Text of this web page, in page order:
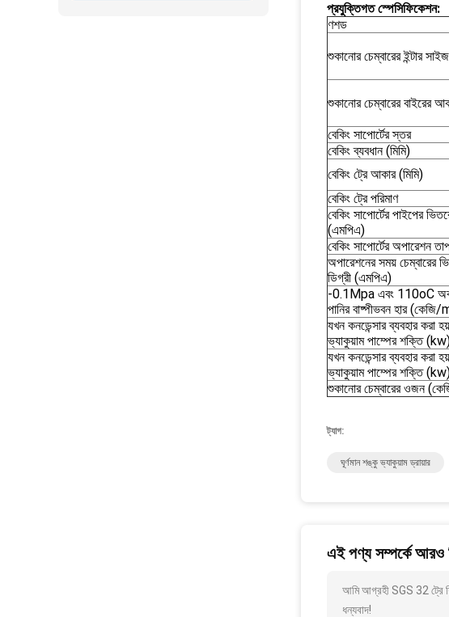
প্রযুক্তিগত স্পেসিফিকেশন:
ণশড
শুকানোর চেম্বারের ইন্টার
শুকানোর চেম্বারের বাইরের
বেকিং সাপোর্টের স্তর
বেকিং ব্যবধান (মিমি)
বেকিং ট্রে আকার (মিমি)
বেকিং ট্রে পরিমাণ
বেকিং সাপোর্টের পাইপের
(এমপিএ)
বেকিং সাপোর্টের অপারেশন
অপারেশনের সময় চেম্বারের
ডিগ্রী (এমপিএ)
-0.1Mpa এবং 110oC
পানির বাষ্পীভবন হার
যখন কনডেন্সার ব্যবহার করা
ভ্যাকুয়াম পাম্পের শক্তি
যখন কনডেন্সার ব্যবহার করা
ভ্যাকুয়াম পাম্পের শক্তি
শুকানোর চেম্বারের ওজন
ট্যাগ:
ঘূর্ণমান শঙ্কু ভ্যাকুয়াম ড্রায়ার
এই পণ্য সম্পর্কে আরও
আমি আগ্রহী SGS 32 ট্রে
ধন্যবাদ!